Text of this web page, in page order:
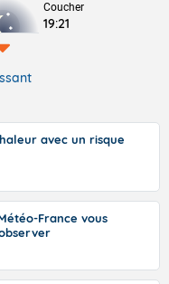
Coucher
19:21
avec un risque
France vous